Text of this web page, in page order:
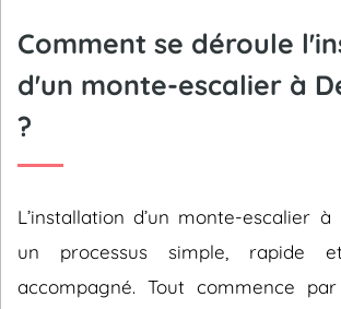
Comment se déroule
d'un monte-escalier à
?
L’installation d’un monte-escalier
un processus simple, rapide
accompagné. Tout commence